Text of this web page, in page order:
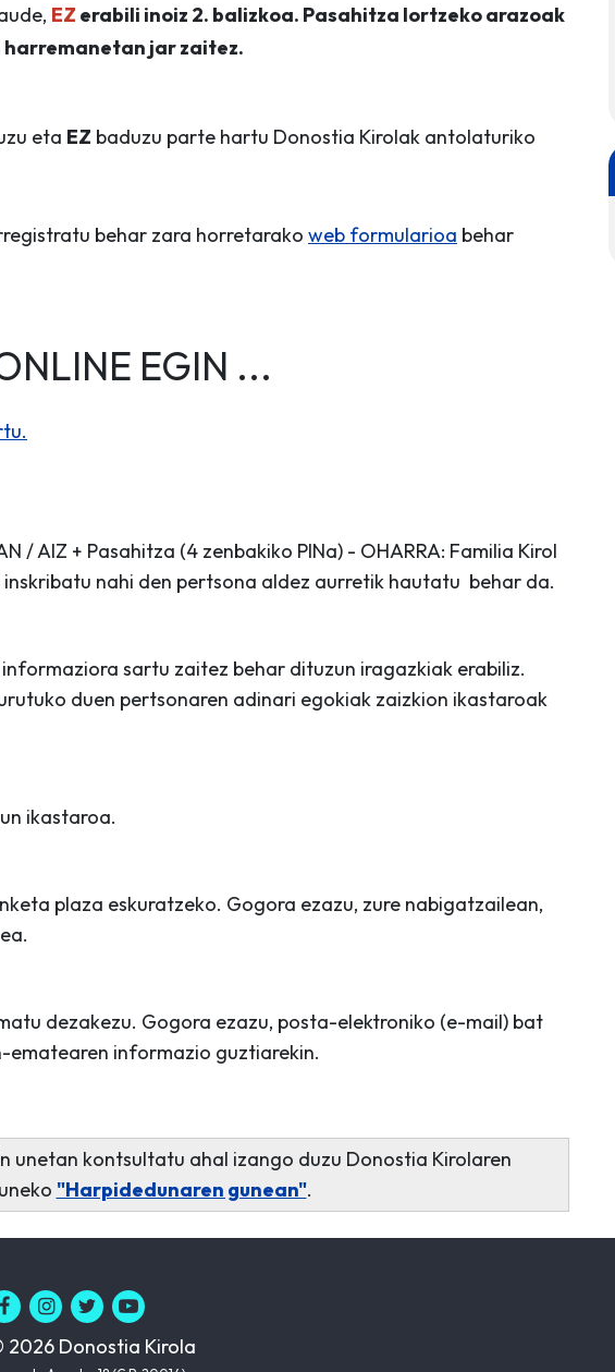
EZ erabili inoiz 2. balizkoa. Pasahitza lortzeko arazoak
jar zaitez.
eta EZ baduzu parte hartu Donostia Kirolak antolaturiko
behar zara horretarako web formularioa behar
EGIN ...
/ AIZ + Pasahitza (4 zenbakiko PINa) - OHARRA: Familia Kirol
nahi den pertsona aldez aurretik hautatu behar da.
informaziora sartu zaitez behar dituzun iragazkiak erabiliz.
duen pertsonaren adinari egokiak zaizkion ikastaroak
ikastaroa.
plaza eskuratzeko. Gogora ezazu, zure nabigatzailean,
dezakezu. Gogora ezazu, posta-elektroniko (e-mail) bat
ematearen informazio guztiarekin.
unetan kontsultatu ahal izango duzu Donostia Kirolaren
"Harpidedunaren gunean".
2026 Donostia Kirola